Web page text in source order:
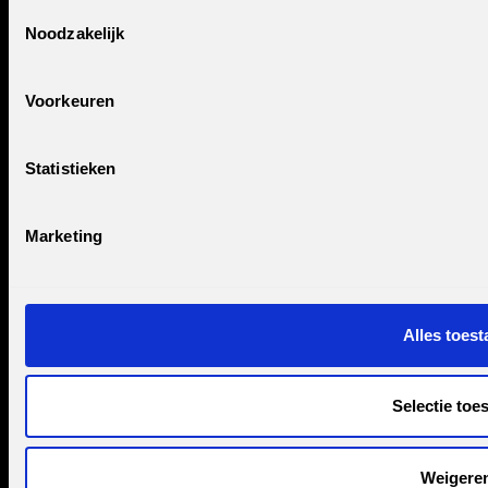
Noodzakelijk
Voorkeuren
Statistieken
Marketing
Alles
Selectie
CARRIERE IN IT
OVER CREATEMENT